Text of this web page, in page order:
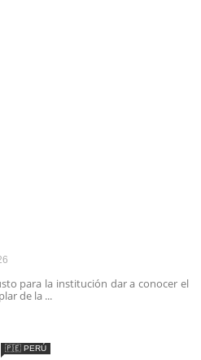
para la institución dar a conocer el
de la ...
🇵🇪 PERÚ